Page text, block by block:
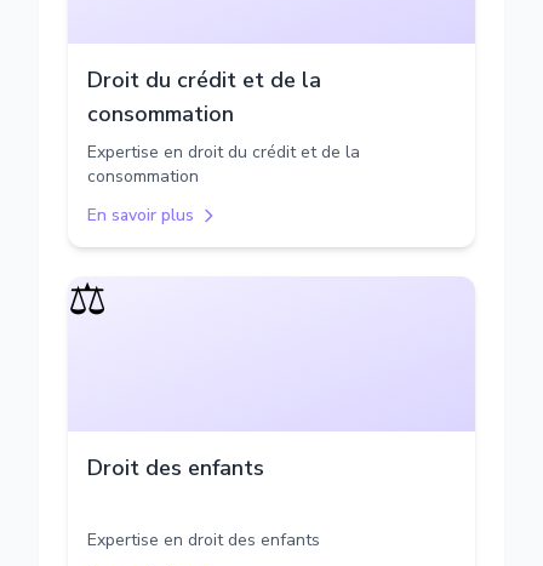
Droit du crédit et de la
consommation
Expertise en droit du crédit et de la
consommation
En savoir plus
⚖️
Droit des enfants
Expertise en droit des enfants